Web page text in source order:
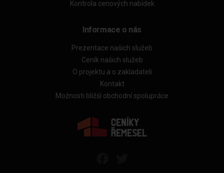
Kontrola cenových nabídek
Informace o nás
Prezentace našich služeb
Ceník našich služeb
O projektu a o zakladateli
Kontakt
Možnosti bližší obchodní spolupráce